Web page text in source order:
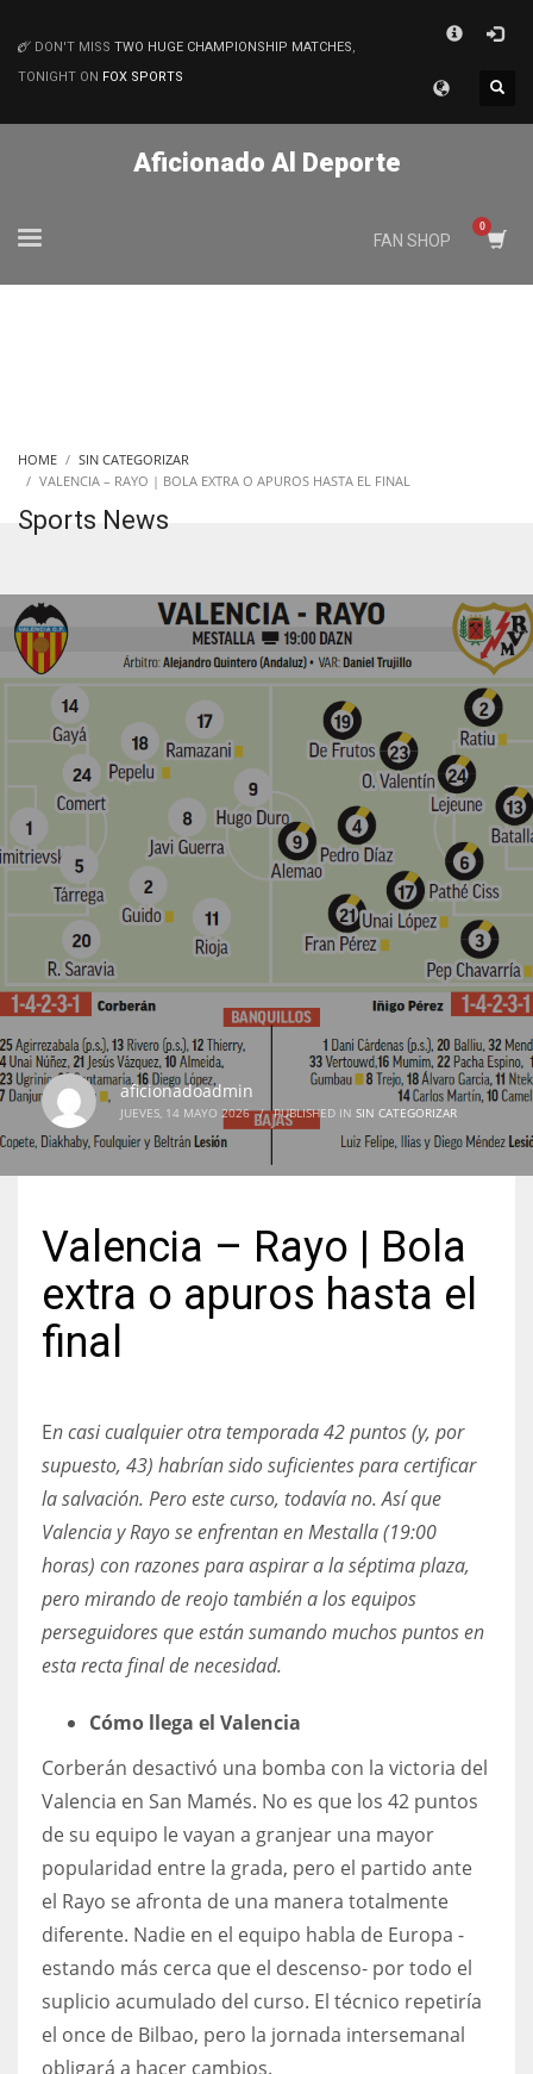
MATCHES
3
ATL
34
MIN
6
DEN
24
OAK
NYG
24
DON'T MISS TWO HUGE CHAMPIONSHIP MATCHES,
TONIGHT ON FOX SPORTS
Aficionado Al Deporte
FAN SHOP
HOME
SIN CATEGORIZAR
VALENCIA – RAYO | BOLA EXTRA O APUROS HASTA EL FINAL
Sports News
aficionadoadmin
JUEVES, 14 MAYO 2026 / PUBLISHED IN SIN CATEGORIZAR
Valencia – Rayo | Bola
extra o apuros hasta el
final
En casi cualquier otra temporada 42 puntos (y, por
supuesto, 43) habrían sido suficientes para certificar
la salvación. Pero este curso, todavía no. Así que
Valencia y Rayo se enfrentan en Mestalla (19:00
horas) con razones para aspirar a la séptima plaza,
pero mirando de reojo también a los equipos
perseguidores que están sumando muchos puntos en
esta recta final de necesidad.
Cómo llega el Valencia
Corberán desactivó una bomba con la victoria del
Valencia en San Mamés. No es que los 42 puntos
de su equipo le vayan a granjear una mayor
popularidad entre la grada, pero el partido ante
el Rayo se afronta de una manera totalmente
diferente. Nadie en el equipo habla de Europa -
estando más cerca que el descenso- por todo el
suplicio acumulado del curso. El técnico repetiría
el once de Bilbao, pero la jornada intersemanal
obligará a hacer cambios.